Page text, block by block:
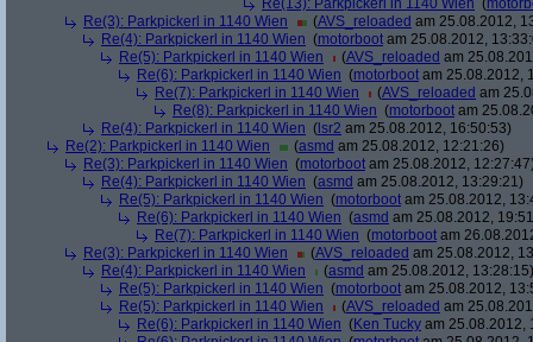
Re(13): Parkpickerl in 1140 Wien (
Re(3): Parkpickerl in 1140 Wien
(AVS_reloaded am 25.08.2012,
Re(4): Parkpickerl in 1140 Wien (motorboot am 25.08.2012,
Re(5): Parkpickerl in 1140 Wien
(AVS_reloaded am
Re(6): Parkpickerl in 1140 Wien (motorboot am 25.08.2012,
Re(7): Parkpickerl in 1140 Wien
(AVS_reloaded am
Re(8): Parkpickerl in 1140 Wien (motorboot am
Re(4): Parkpickerl in 1140 Wien ( lsr2 am 25.08.2012, 16:50:53)
Re(2): Parkpickerl in 1140 Wien
(asmd am 25.08.2012, 12:21:26)
Re(3): Parkpickerl in 1140 Wien (motorboot am 25.08.2012, 12:27:47)
Re(4): Parkpickerl in 1140 Wien (asmd am 25.08.2012, 13:29:21)
Re(5): Parkpickerl in 1140 Wien (motorboot am 25.08.2012,
Re(6): Parkpickerl in 1140 Wien (asmd am 25.08.2012,
Re(7): Parkpickerl in 1140 Wien (motorboot am
Re(3): Parkpickerl in 1140 Wien
(AVS_reloaded am 25.08.2012,
Re(4): Parkpickerl in 1140 Wien
(asmd am 25.08.2012, 13:28:15)
Re(5): Parkpickerl in 1140 Wien (motorboot am 25.08.2012,
Re(5): Parkpickerl in 1140 Wien
(AVS_reloaded am
Re(6): Parkpickerl in 1140 Wien (Ken Tucky am 25.08.2012,